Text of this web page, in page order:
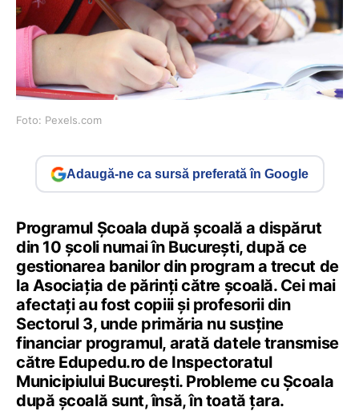
Foto: Pexels.com
Adaugă-ne ca sursă preferată în Google
Programul Școala după școală a dispărut
din 10 școli numai în București, după ce
gestionarea banilor din program a trecut de
la Asociația de părinți către școală. Cei mai
afectați au fost copiii și profesorii din
Sectorul 3, unde primăria nu susține
financiar programul, arată datele transmise
către Edupedu.ro de Inspectoratul
Municipiului București. Probleme cu Școala
după școală sunt, însă, în toată țara.